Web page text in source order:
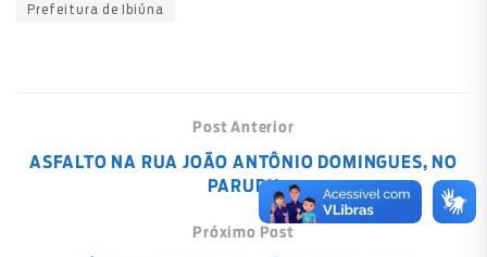
Prefeitura de Ibiúna
Post Anterior
ASFALTO NA RUA JOÃO ANTÔNIO DOMINGUES, NO
PARURU
Próximo Post